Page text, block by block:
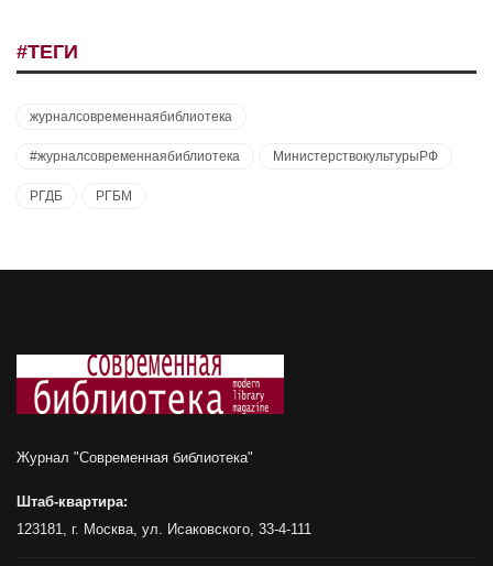
#ТЕГИ
журналсовременнаябиблиотека
#журналсовременнаябиблиотека МинистерствокультурыРФ
РГДБ РГБМ
Журнал "Современная библиотека"
Штаб-квартира:
123181, г. Москва, ул. Исаковского, 33-4-111